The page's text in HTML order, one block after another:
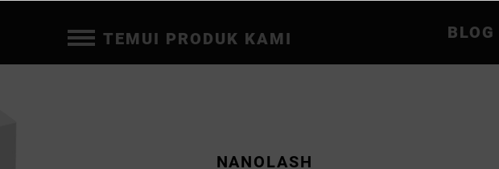
TEMUI PRODUK KAMI BLOG
NANOLASH